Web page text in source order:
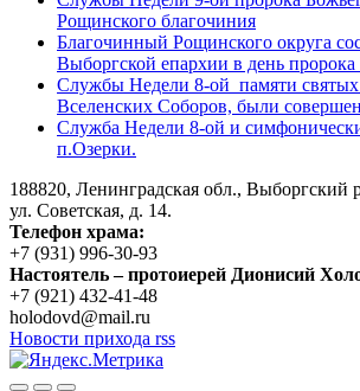
Рощинского благочиния
Благочинный Рощинского округа
Выборгской епархии в день
Службы Недели 8-ой памяти святых
Вселенских Соборов, были
Служба Недели 8-ой и
п.Озерки.
188820, Ленинградская обл., Выборгский
ул. Советская, д. 14.
Телефон храма:
+7 (931) 996-30-93
Настоятель – протоиерей Дионисий
+7 (921) 432-41-48
holodovd@mail.ru
Новости прихода rss